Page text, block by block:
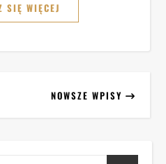
SIĘ WIĘCEJ
NOWSZE WPISY